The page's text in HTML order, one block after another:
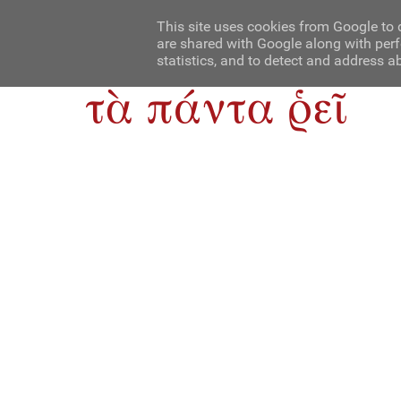
Contact Us About Us
This site uses cookies from Google to
are shared with Google along with
statistics, and to detect and address